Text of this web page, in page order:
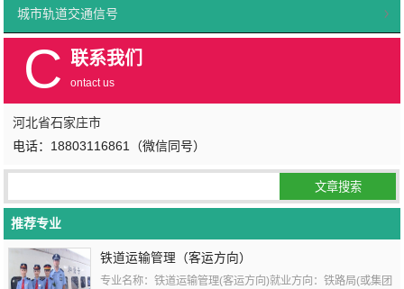
城市轨道交通信号
C 联系我们
ontact us
河北省石家庄市
电话：18803116861（微信同号）
推荐专业
铁道运输管理（客运方向）
专业名称：铁道运输管理(客运方向)就业方向：铁路局(或集团